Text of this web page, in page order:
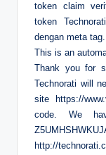
token claim
token
dengan meta tag.
This is an
Thank you for
Technorati will
site
https://
code. We
http://